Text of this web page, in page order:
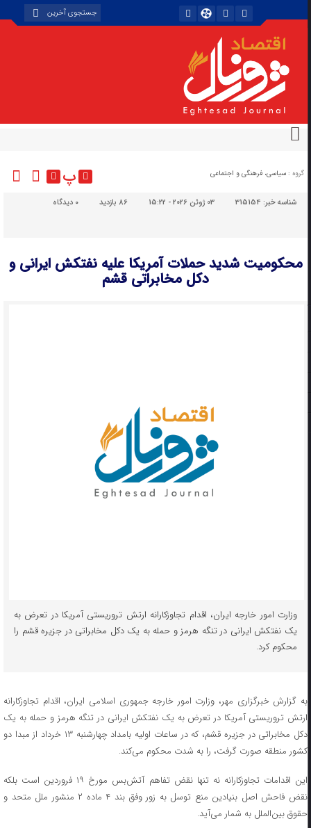
گروه : سیاسی، فرهنگی و اجتماعی پ
شناسه خبر:315154 03 ژوئن 2026 - 15:22 86 بازدید دیدگاه
محکومیت شدید حملات آمریکا علیه نفتکش ایرانی و
دکل مخابراتی قشم
وزارت امور خارجه ایران، اقدام تجاوزکارانه ارتش تروریستی آمریکا در تعرض به
یک نفتکش ایرانی در تنگه هرمز و حمله به یک دکل مخابراتی در جزیره قشم را
محکوم کرد.
به گزارش خبرگزاری مهر، وزارت امور خارجه جمهوری اسلامی ایران، اقدام تجاوزکارانه
ارتش تروریستی آمریکا در تعرض به یک نفتکش ایرانی در تنگه هرمز و حمله به یک
دکل مخابراتی در جزیره قشم، که در ساعات اولیه بامداد چهارشنبه ۱۳ خرداد از مبدا دو
کشور منطقه صورت گرفت، را به شدت محکوم می‌کند.
این اقدامات تجاوزکارانه نه تنها نقض تفاهم آتش‌بس مورخ ۱۹ فروردین است بلکه
نقض فاحش اصل بنیادین منع توسل به زور وفق بند ۴ ماده ۲ منشور ملل متحد و
حقوق بین‌الملل به شمار می‌آید.